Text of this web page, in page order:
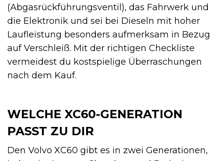
(Abgasrückführungsventil), das Fahrwerk und
die Elektronik und sei bei Dieseln mit hoher
Laufleistung besonders aufmerksam in Bezug
auf Verschleiß. Mit der richtigen Checkliste
vermeidest du kostspielige Überraschungen
nach dem Kauf.
WELCHE XC60-GENERATION
PASST ZU DIR
Den Volvo XC60 gibt es in zwei Generationen,